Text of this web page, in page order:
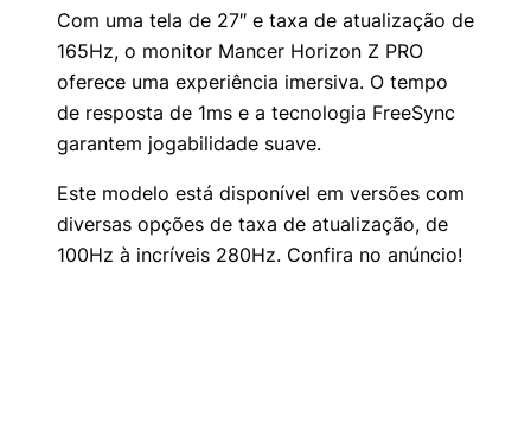
Com uma tela de 27″ e taxa de atualização de
165Hz, o monitor Mancer Horizon Z PRO
oferece uma experiência imersiva. O tempo
de resposta de 1ms e a tecnologia FreeSync
garantem jogabilidade suave.
Este modelo está disponível em versões com
diversas opções de taxa de atualização, de
100Hz à incríveis 280Hz. Confira no anúncio!